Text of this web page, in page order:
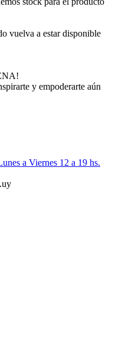
vuelva a estar disponible
y empoderarte aún
a Viernes 12 a 19 hs.